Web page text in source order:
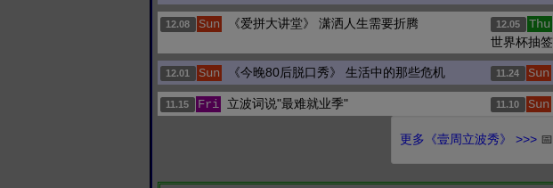
12.08 Sun 《爱拼大讲堂》 潇洒人生需要折腾 12.05 Thu
世界杯抽签
12.01 Sun 《今晚80后脱口秀》 生活中的那些危机 11.24 Sun
11.15 Fri 立波词说"最难就业季" 11.10 Sun
更多《壹周立波秀》 >>> 📅